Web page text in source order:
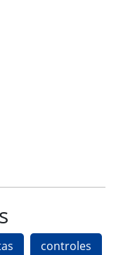
controles